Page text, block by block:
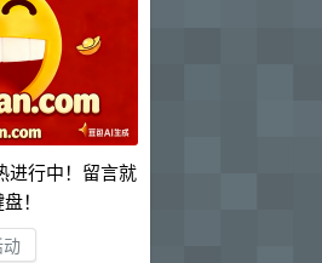
进行中！留言就
！